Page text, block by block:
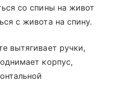
со спины на живот
с живота на спину.
вытягивает ручки,
корпус,